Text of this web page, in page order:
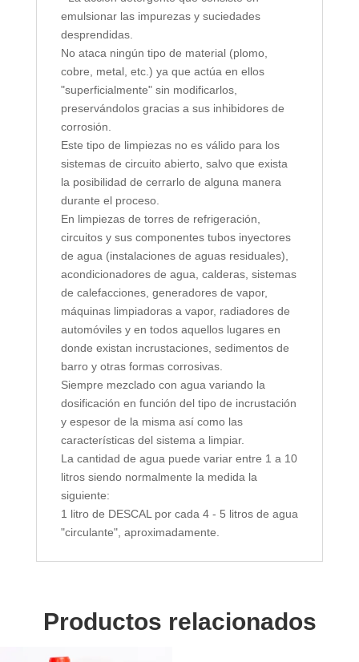
emulsionar las impurezas y suciedades
desprendidas.
No ataca ningún tipo de material (plomo,
cobre, metal, etc.) ya que actúa en ellos
"superficialmente" sin modificarlos,
preservándolos gracias a sus inhibidores de
corrosión.
Este tipo de limpiezas no es válido para los
sistemas de circuito abierto, salvo que exista
la posibilidad de cerrarlo de alguna manera
durante el proceso.
En limpiezas de torres de refrigeración,
circuitos y sus componentes tubos inyectores
de agua (instalaciones de aguas residuales),
acondicionadores de agua, calderas, sistemas
de calefacciones, generadores de vapor,
máquinas limpiadoras a vapor, radiadores de
automóviles y en todos aquellos lugares en
donde existan incrustaciones, sedimentos de
barro y otras formas corrosivas.
Siempre mezclado con agua variando la
dosificación en función del tipo de incrustación
y espesor de la misma así como las
características del sistema a limpiar.
La cantidad de agua puede variar entre 1 a 10
litros siendo normalmente la medida la
siguiente:
1 litro de DESCAL por cada 4 - 5 litros de agua
"circulante", aproximadamente.
Productos relacionados